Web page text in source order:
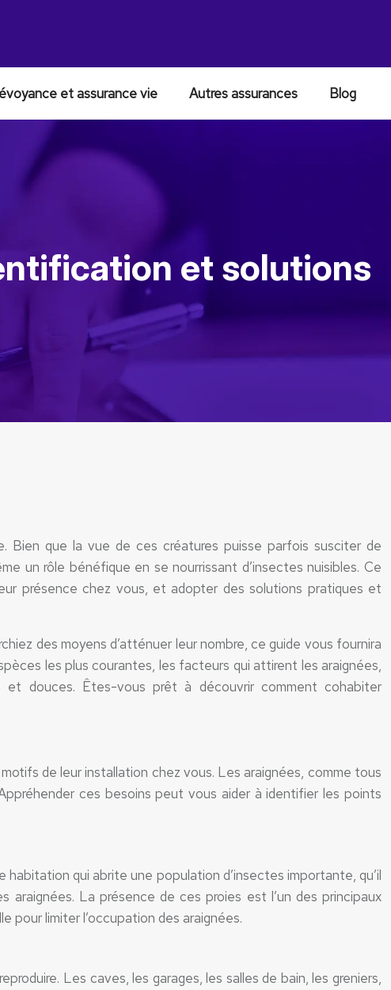
et assurance vie Autres assurances Blog
et solutions
que la vue de ces créatures puisse parfois susciter de
un rôle bénéfique en se nourrissant d’insectes nuisibles. Ce
présence chez vous, et adopter des solutions pratiques et
des moyens d’atténuer leur nombre, ce guide vous fournira
les plus courantes, les facteurs qui attirent les araignées,
et douces. Êtes-vous prêt à découvrir comment cohabiter
de leur installation chez vous. Les araignées, comme tous
ces besoins peut vous aider à identifier les points
qui abrite une population d’insectes importante, qu’il
araignées. La présence de ces proies est l’un des principaux
pour limiter l’occupation des araignées.
Les caves, les garages, les salles de bain, les greniers,